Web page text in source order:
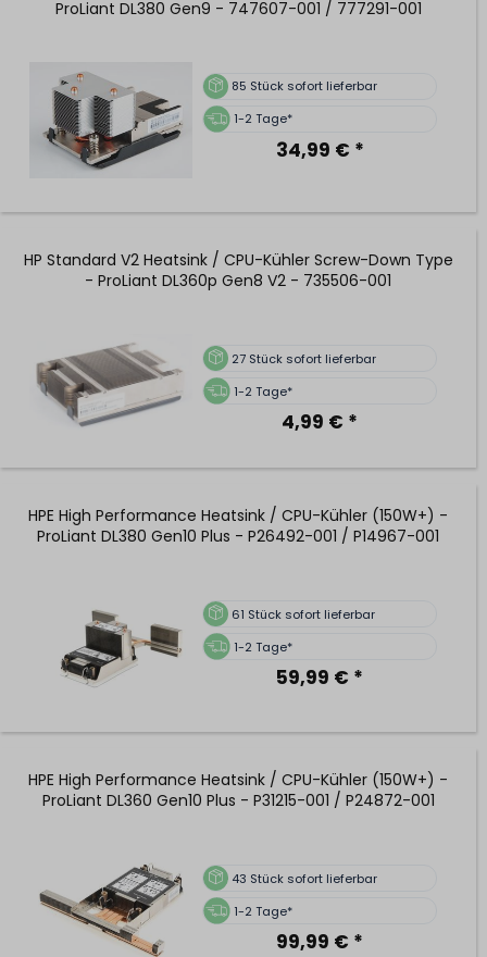
ProLiant DL380 Gen9 - 747607-001 / 777291-001
85 Stück sofort lieferbar
1-2 Tage*
34,99 € *
HP Standard V2 Heatsink / CPU-Kühler Screw-Down Type
- ProLiant DL360p Gen8 V2 - 735506-001
27 Stück sofort lieferbar
1-2 Tage*
4,99 € *
HPE High Performance Heatsink / CPU-Kühler (150W+) -
ProLiant DL380 Gen10 Plus - P26492-001 / P14967-001
61 Stück sofort lieferbar
1-2 Tage*
59,99 € *
HPE High Performance Heatsink / CPU-Kühler (150W+) -
ProLiant DL360 Gen10 Plus - P31215-001 / P24872-001
43 Stück sofort lieferbar
1-2 Tage*
99,99 € *